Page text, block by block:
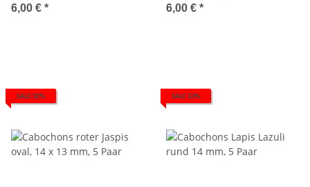
6,00 € * 6,00 € *
SALE 32% SALE 32%